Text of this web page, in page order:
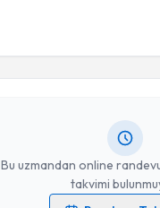
Bu uzmandan online
takvimi